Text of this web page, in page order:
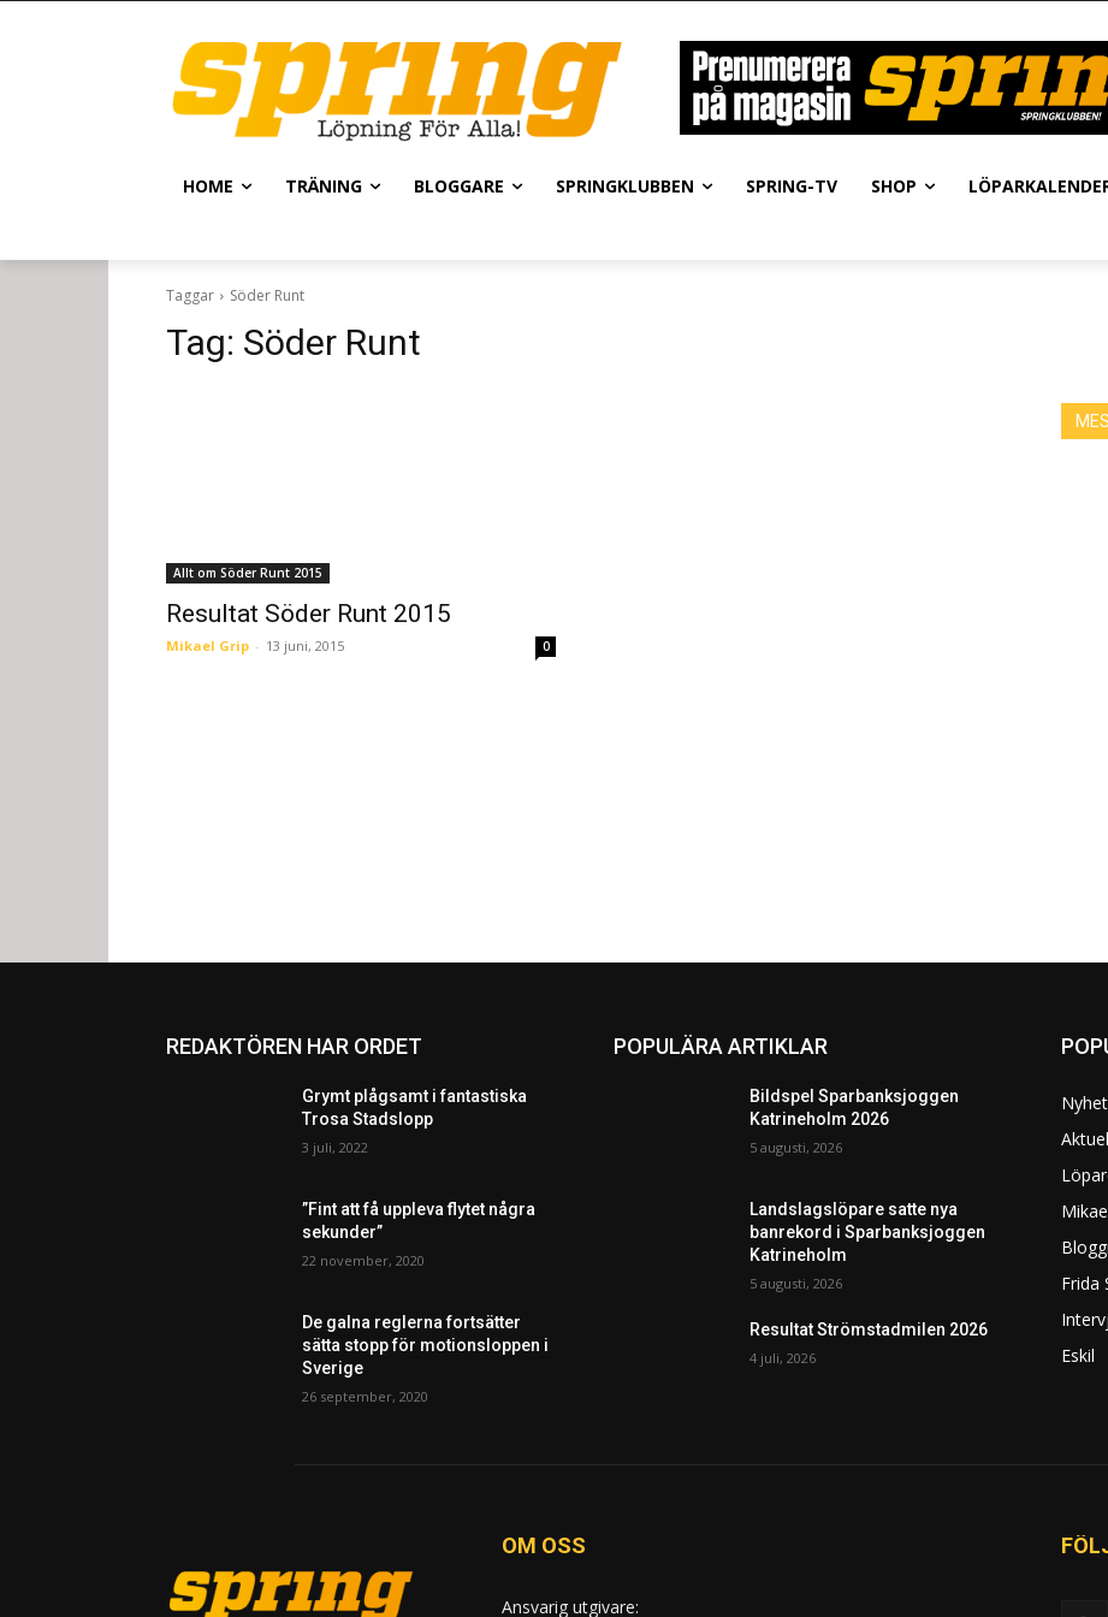
HOME TRÄNING BLOGGARE SPRINGKLUBBEN SPRING-TV SHOP
Taggar Söder Runt
Tag: Söder Runt
Allt om Söder Runt 2015
Resultat Söder Runt 2015
Mikael Grip - 13 juni, 2015 0
REDAKTÖREN HAR ORDET
Grymt plågsamt i fantastiska
Trosa Stadslopp
3 juli, 2022
”Fint att få uppleva flytet några
sekunder”
22 november, 2020
De galna reglerna fortsätter
sätta stopp för motionsloppen i
Sverige
26 september, 2020
POPULÄRA ARTIKLAR
Bildspel Sparbanksjoggen
Katrineholm 2026
5 augusti, 2026
Landslagslöpare satte nya
banrekord i Sparbanksjoggen
Katrineholm
5 augusti, 2026
Resultat Strömstadmilen 2026
4 juli, 2026
Frida
Eskil
OM OSS
Ansvarig utgivare: